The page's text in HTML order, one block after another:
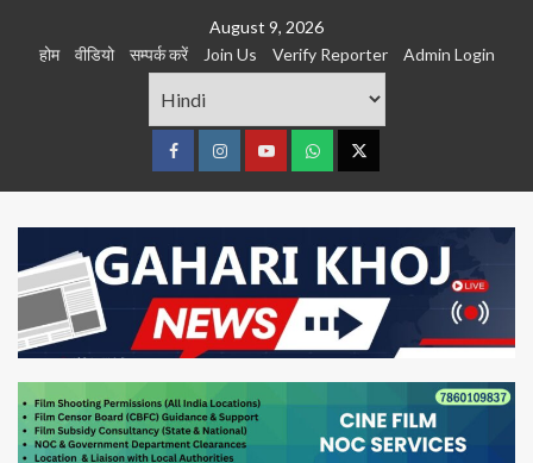
August 9, 2026
होम
वीडियो सम्पर्क करें Join Us Verify Reporter Admin Login
FacebookInstagramyoutubeWhatsTwitter